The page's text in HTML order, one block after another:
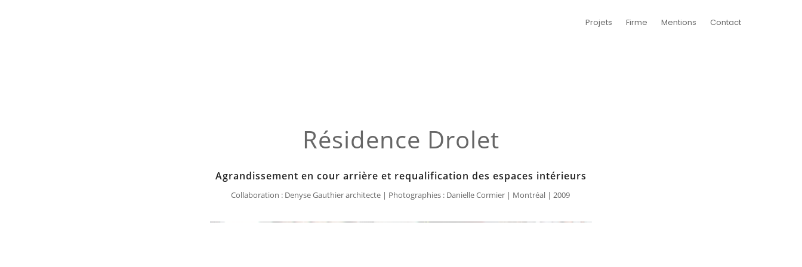
Projets Firme Mentions Contact
Résidence Drolet
Agrandissement en cour arrière et requalification des espaces intérieurs
Collaboration : Denyse Gauthier architecte | Photographies : Danielle Cormier | Montréal | 2009